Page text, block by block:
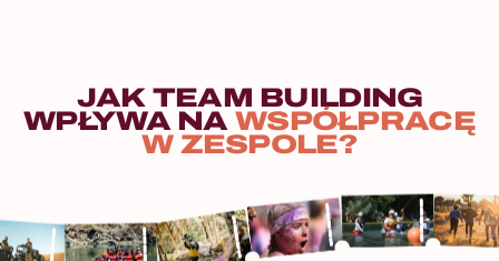
JAK TEAM BUILDING
WPŁYWA NA WSPÓŁPRACĘ
W ZESPOLE?